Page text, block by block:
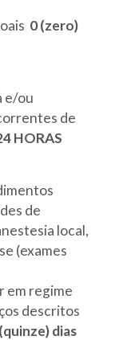
0 (zero)
e/ou
de
HORAS
de
local,
(exames
em regime
descritos
dias